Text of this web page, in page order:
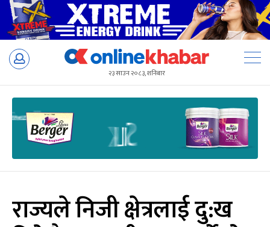
Skip
२३ साउन २०८३, शनिबार
राज्यले निजी क्षेत्रलाई दु:ख